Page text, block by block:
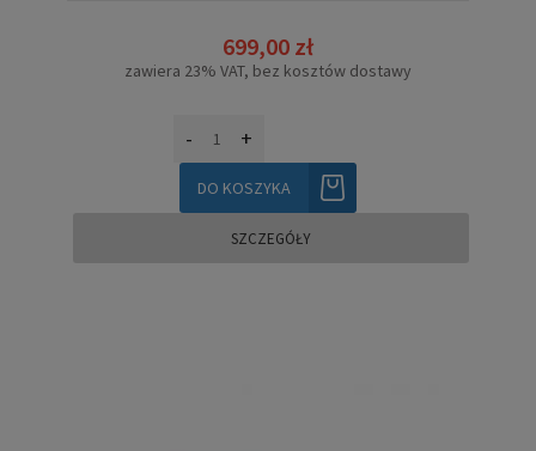
699,00 zł
zawiera 23% VAT, bez kosztów dostawy
- +
DO KOSZYKA
SZCZEGÓŁY